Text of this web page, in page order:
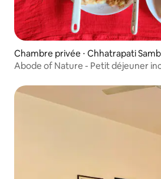
Chambre privée ⋅ Chhatrapati
Abode of Nature - Petit déjeuner